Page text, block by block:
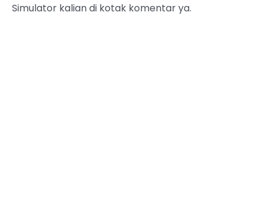
Simulator kalian di kotak komentar ya.